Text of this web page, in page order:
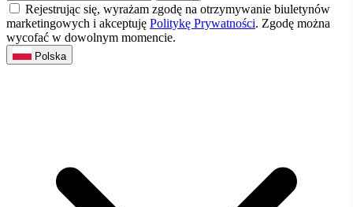
Rejestrując się, wyrażam zgodę na otrzymywanie biuletynów
marketingowych i akceptuję Politykę Prywatności. Zgodę można
wycofać w dowolnym momencie.
Polska